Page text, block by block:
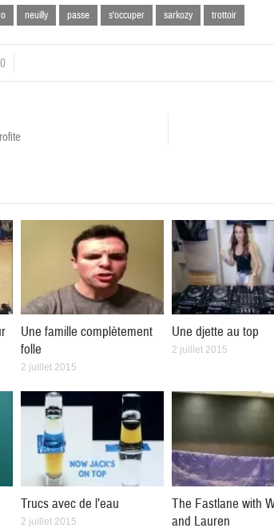
neuilly passe s'occuper sarkozy trottoir
0
Une famille complètement
folle
2 juillet 2015
Une djette au top
2 juillet 2015
Trucs avec de l’eau
2 juillet 2015
The Fastlane with
and Lauren